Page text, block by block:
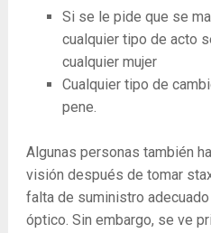
Si se le pide que se
cualquier tipo de acto
cualquier mujer
Cualquier tipo de
pene.
Algunas personas también
visión después de tomar
falta de suministro
óptico. Sin embargo, se ve